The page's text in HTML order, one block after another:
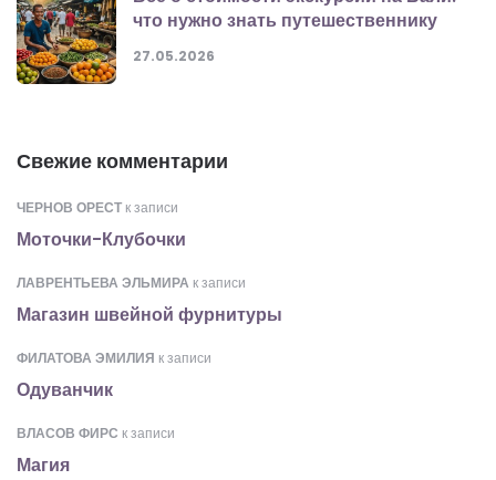
что нужно знать путешественнику
27.05.2026
Свежие комментарии
ЧЕРНОВ ОРЕСТ к записи
Моточки-Клубочки
ЛАВРЕНТЬЕВА ЭЛЬМИРА к записи
Магазин швейной фурнитуры
ФИЛАТОВА ЭМИЛИЯ к записи
Одуванчик
ВЛАСОВ ФИРС к записи
Магия